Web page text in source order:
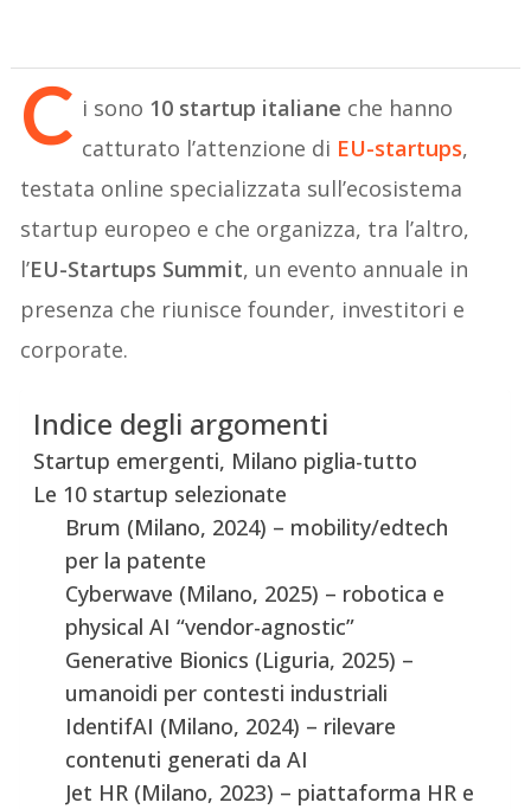
C i sono 10 startup italiane che hanno
catturato l’attenzione di EU-startups,
testata online specializzata sull’ecosistema
startup europeo e che organizza, tra l’altro,
l’EU-Startups Summit, un evento annuale in
presenza che riunisce founder, investitori e
corporate.
Indice degli argomenti
Startup emergenti, Milano piglia-tutto
Le 10 startup selezionate
Brum (Milano, 2024) – mobility/edtech
per la patente
Cyberwave (Milano, 2025) – robotica e
physical AI “vendor-agnostic”
Generative Bionics (Liguria, 2025) –
umanoidi per contesti industriali
IdentifAI (Milano, 2024) – rilevare
contenuti generati da AI
Jet HR (Milano, 2023) – piattaforma HR e